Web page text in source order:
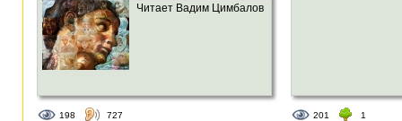
Читает Вадим Цимбалов
198 727 201 1